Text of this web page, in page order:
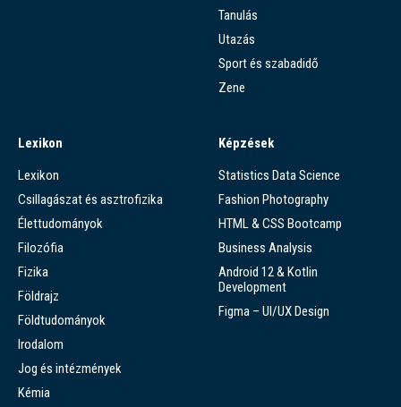
Tanulás
Utazás
Sport és szabadidő
Zene
Lexikon
Lexikon
Csillagászat és asztrofizika
Élettudományok
Filozófia
Fizika
Földrajz
Földtudományok
Irodalom
Jog és intézmények
Kémia
Képzések
Statistics Data Science
Fashion Photography
HTML & CSS Bootcamp
Business Analysis
Android 12 & Kotlin
Development
Figma – UI/UX Design